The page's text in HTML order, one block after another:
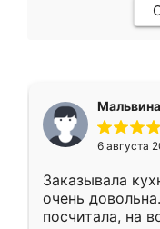
Мальвина
6 августа
Заказывала
очень
посчитала, на